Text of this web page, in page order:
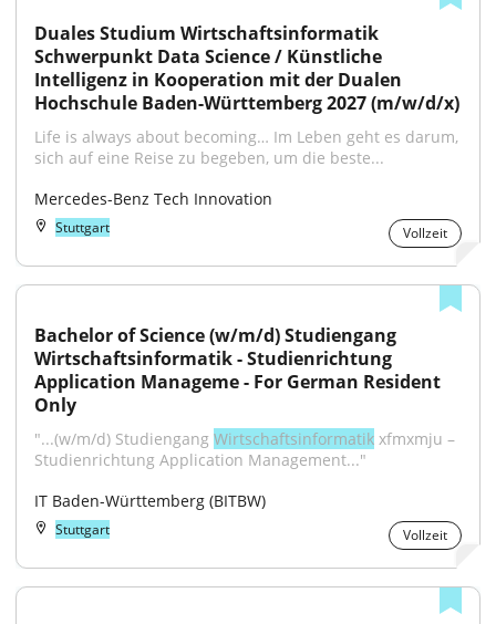
Duales Studium Wirtschaftsinformatik
Schwerpunkt Data Science / Künstliche
Intelligenz in Kooperation mit der Dualen
Hochschule Baden-Württemberg 2027 (m/w/d/x)
Life is always about becoming… Im Leben geht es darum,
sich auf eine Reise zu begeben, um die beste...
Mercedes-Benz Tech Innovation
Stuttgart Vollzeit
Bachelor of Science (w/m/d) Studiengang
Wirtschaftsinformatik - Studienrichtung
Application Manageme - For German Resident
Only
"...(w/m/d) Studiengang Wirtschaftsinformatik xfmxmju –
Studienrichtung Application Management..."
IT Baden-Württemberg (BITBW)
Stuttgart Vollzeit